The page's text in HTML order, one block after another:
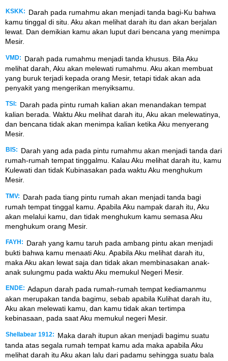
KSKK:
Darah pada rumahmu akan menjadi tanda bagi-Ku bahwa
kamu tinggal di situ. Aku akan melihat darah itu dan akan berjalan
lewat. Dan demikian kamu akan luput dari bencana yang menimpa
Mesir.
VMD:
Darah pada rumahmu menjadi tanda khusus. Bila Aku
melihat darah, Aku akan melewati rumahmu. Aku akan membuat
yang buruk terjadi kepada orang Mesir, tetapi tidak akan ada
penyakit yang mengerikan menyiksamu.
TSI:
Darah pada pintu rumah kalian akan menandakan tempat
kalian berada. Waktu Aku melihat darah itu, Aku akan melewatinya,
dan bencana tidak akan menimpa kalian ketika Aku menyerang
Mesir.
BIS:
Darah yang ada pada pintu rumahmu akan menjadi tanda dari
rumah-rumah tempat tinggalmu. Kalau Aku melihat darah itu, kamu
Kulewati dan tidak Kubinasakan pada waktu Aku menghukum
Mesir.
TMV:
Darah pada tiang pintu rumah akan menjadi tanda bagi
rumah tempat tinggal kamu. Apabila Aku nampak darah itu, Aku
akan melalui kamu, dan tidak menghukum kamu semasa Aku
menghukum orang Mesir.
FAYH:
Darah yang kamu taruh pada ambang pintu akan menjadi
bukti bahwa kamu menaati Aku. Apabila Aku melihat darah itu,
maka Aku akan lewat saja dan tidak akan membinasakan anak-
anak sulungmu pada waktu Aku memukul Negeri Mesir.
ENDE: Adapun darah pada rumah-rumah tempat kediamanmu
akan merupakan tanda bagimu, sebab apabila Kulihat darah itu,
Aku akan melewati kamu, dan kamu tidak akan tertimpa
kebinasaan, pada saat Aku memukul negeri Mesir.
Shellabear 1912:
Maka darah itupun akan menjadi bagimu suatu
tanda atas segala rumah tempat kamu ada maka apabila Aku
melihat darah itu Aku akan lalu dari padamu sehingga suatu bala